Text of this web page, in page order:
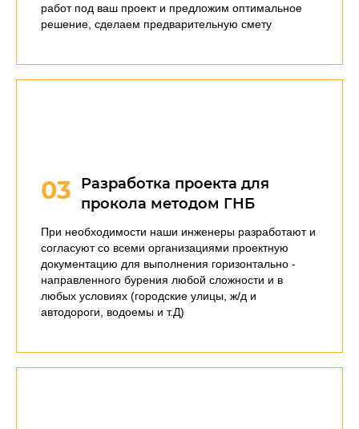
работ под ваш проект и предложим оптимальное
решение, сделаем предварительную смету
03
Разработка проекта для
прокола методом ГНБ
При необходимости наши инженеры разработают и
согласуют со всеми организациями проектную
документацию для выполнения горизонтально -
направленного бурения любой сложности и в
любых условиях (городские улицы, ж/д и
автодороги, водоемы и т.Д)